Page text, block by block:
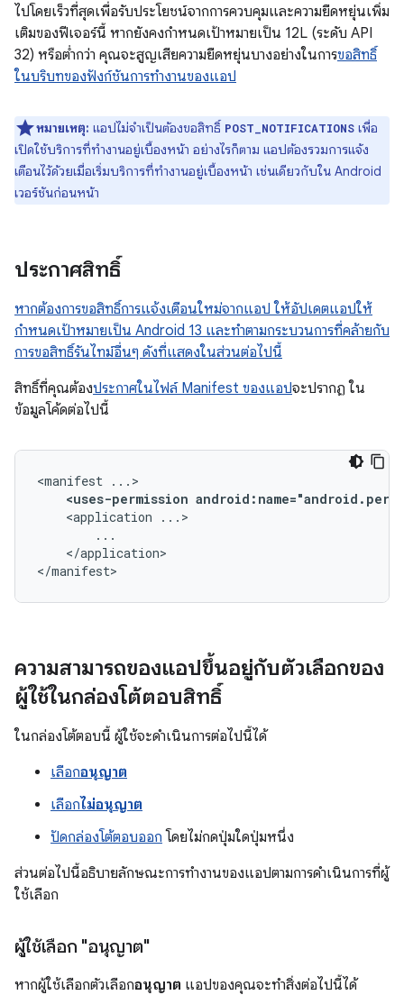
ไปโดยเร็วที่สุดเพื่อรับประโยชน์จากการควบคุมและความยืดหยุ่นเพิ่ม
เติมของฟีเจอร์นี้ หากยังคงกำหนดเป้าหมายเป็น 12L (ระดับ API
32) หรือต่ำกว่า คุณจะสูญเสียความยืดหยุ่นบางอย่างในการขอสิทธิ์
ในบริบทของฟังก์ชันการทำงานของแอป
หมายเหตุ: แอปไม่จำเป็นต้องขอสิทธิ์ POST_NOTIFICATIONS เพื่อ
เปิดใช้บริการที่ทำงานอยู่เบื้องหน้า อย่างไรก็ตาม แอปต้องรวมการแจ้ง
เตือนไว้ด้วยเมื่อเริ่มบริการที่ทำงานอยู่เบื้องหน้า เช่นเดียวกับใน Android
เวอร์ชันก่อนหน้า
ประกาศสิทธิ์
หากต้องการขอสิทธิ์การแจ้งเตือนใหม่จากแอป ให้อัปเดตแอปให้
กำหนดเป้าหมายเป็น Android 13 และทำตามกระบวนการที่คล้ายกับ
การขอสิทธิ์รันไทม์อื่นๆ ดังที่แสดงในส่วนต่อไปนี้
สิทธิ์ที่คุณต้องประกาศในไฟล์ Manifest ของแอปจะปรากฏ ใน
ข้อมูลโค้ดต่อไปนี้
<manifest
<uses-permission
<application
</application>
</manifest>
ความสามารถของแอปขึ้นอยู่กับตัวเลือกของ
ผู้ใช้ในกล่องโต้ตอบสิทธิ์
ในกล่องโต้ตอบนี้ ผู้ใช้จะดำเนินการต่อไปนี้ได้
เลือกอนุญาต
เลือกไม่อนุญาต
ปัดกล่องโต้ตอบออก โดยไม่กดปุ่มใดปุ่มหนึ่ง
ส่วนต่อไปนี้อธิบายลักษณะการทำงานของแอปตามการดำเนินการที่ผู้
ใช้เลือก
ผู้ใช้เลือก "อนุญาต"
หากผู้ใช้เลือกตัวเลือกอนุญาต แอปของคุณจะทำสิ่งต่อไปนี้ได้